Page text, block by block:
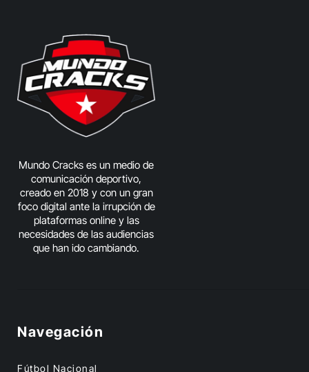
Mundo Cracks es un medio de
comunicación deportivo,
creado en 2018 y con un gran
foco digital ante la irrupción de
plataformas online y las
necesidades de las audiencias
que han ido cambiando.
Navegación
Fútbol Nacional